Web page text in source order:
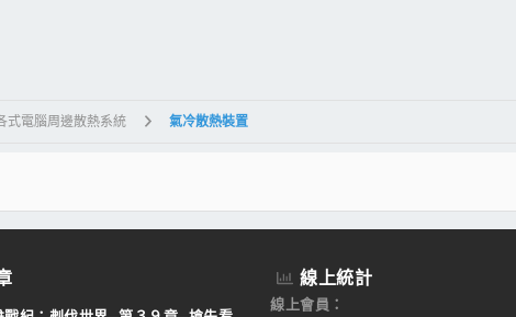
件
結
式電腦周邊散熱系統 氣冷散熱裝置
線上統計
線上會員